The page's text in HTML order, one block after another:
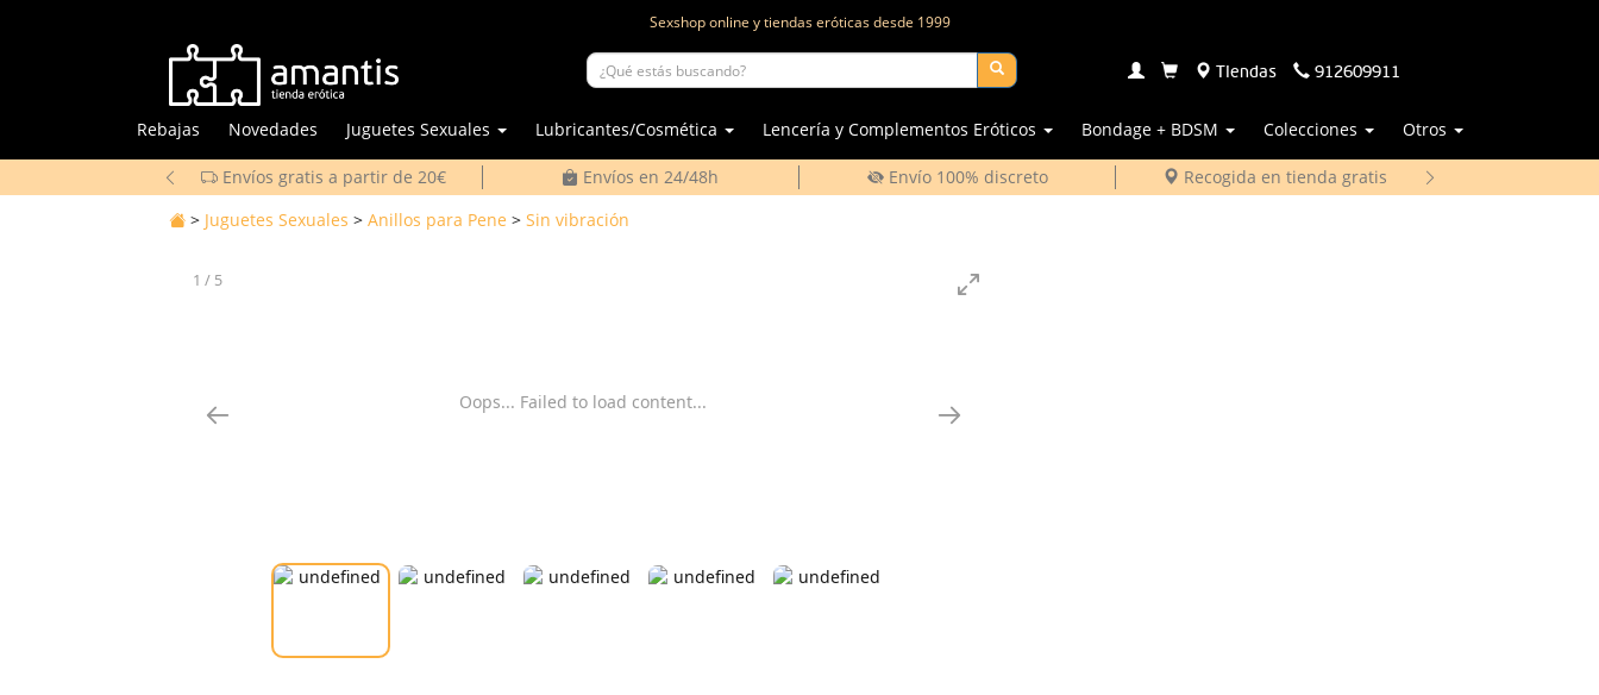
Sexshop online y tiendas eróticas desde 1999
Tiendas 912609911
Rebajas Novedades Juguetes Sexuales Lubricantes/Cosmética Lencería y Complementos Eróticos Bondage + BDSM Colecciones Otros
Envíos gratis a partir de 20€ Envíos en 24/48h Envío 100% discreto
Recogida en tienda gratis
> Juguetes Sexuales > Anillos para Pene > Sin vibración
Oops... Failed to load content...
1 / 5